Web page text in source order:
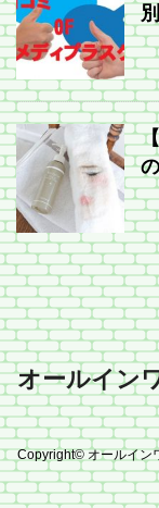
オールイン
Copyright© オールイン